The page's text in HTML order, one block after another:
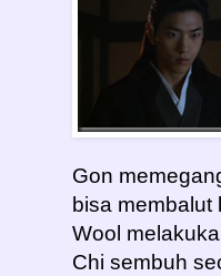
Gon
bisa membalut
Wool
Chi sembuh